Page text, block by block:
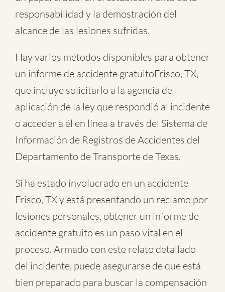
responsabilidad y la demostración del
alcance de las lesiones sufridas.
Hay varios métodos disponibles para obtener
un informe de accidente gratuitoFrisco, TX,
que incluye solicitarlo a la agencia de
aplicación de la ley que respondió al incidente
o acceder a él en línea a través del Sistema de
Información de Registros de Accidentes del
Departamento de Transporte de Texas.
Si ha estado involucrado en un accidente
Frisco, TX y está presentando un reclamo por
lesiones personales, obtener un informe de
accidente gratuito es un paso vital en el
proceso. Armado con este relato detallado
del incidente, puede asegurarse de que está
bien preparado para buscar la compensación